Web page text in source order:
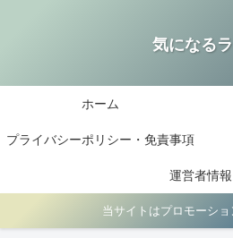
気になる
ホーム
プライバシーポリシー・免責事項
運営者情報
当サイトはプロモーシ